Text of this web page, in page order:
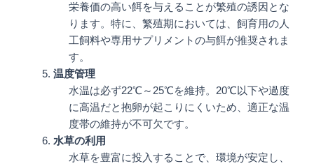
栄養価の高い餌を与えることが繁殖の誘因とな
ります。特に、繁殖期においては、飼育用の人
工飼料や専用サプリメントの与餌が推奨されま
す。
温度管理
水温は必ず22℃～25℃を維持。20℃以下や過度
に高温だと抱卵が起こりにくいため、適正な温
度帯の維持が不可欠です。
水草の利用
水草を豊富に投入することで、環境が安定し、